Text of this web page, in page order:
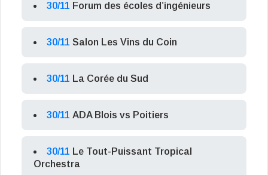
30/11 Forum des écoles d’ingénieurs
30/11 Salon Les Vins du Coin
30/11 La Corée du Sud
30/11 ADA Blois vs Poitiers
30/11 Le Tout-Puissant Tropical
Orchestra